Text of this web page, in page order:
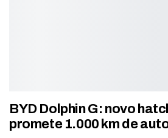
BYD Dolphin G: novo
promete 1.000 km de